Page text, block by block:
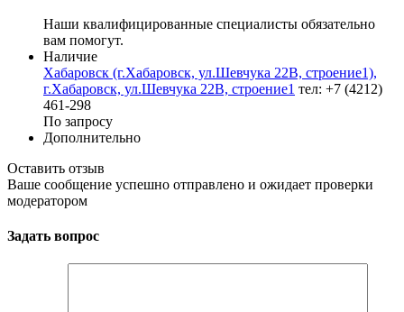
Наши квалифицированные специалисты обязательно
вам помогут.
Наличие
Хабаровск (г.Хабаровск, ул.Шевчука 22В, строение1),
г.Хабаровск, ул.Шевчука 22В, строение1 тел: +7 (4212)
461-298
По запросу
Дополнительно
Оставить отзыв
Ваше сообщение успешно отправлено и ожидает проверки
модератором
Задать вопрос